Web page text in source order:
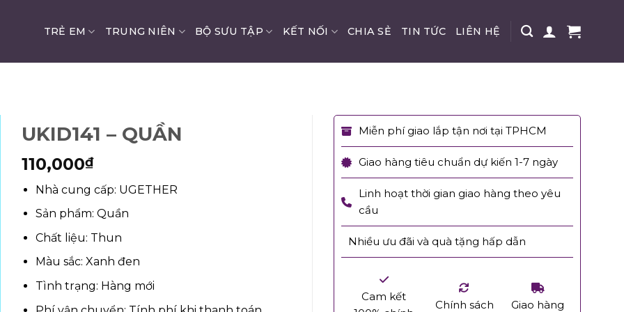
TRẺ EM TRUNG NIÊN BỘ SƯU TẬP KẾT NỐI CHIA SẺ TIN TỨC LIÊN HỆ
UKID141 – QUẦN
110,000₫
Nhà cung cấp: UGETHER
Sản phẩm: Quần
Chất liệu: Thun
Màu sắc: Xanh đen
Tình trạng: Hàng mới
Miễn phí giao lắp tận nơi tại TPHCM
Giao hàng tiêu chuẩn dự kiến 1-7 ngày
Linh hoạt thời gian giao hàng theo yêu
cầu
Nhiều ưu đãi và quà tặng hấp dẫn
Cam kết
Chính sách
Giao hàng